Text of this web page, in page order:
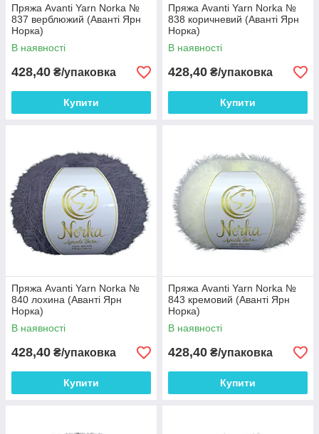
Пряжа Avanti Yarn Norka №
837 верблюжий (Аванті Ярн
Норка)
В наявності
428,40 ₴/упаковка
Купити
Пряжа Avanti Yarn Norka №
838 коричневий (Аванті Ярн
Норка)
В наявності
428,40 ₴/упаковка
Купити
Пряжа Avanti Yarn Norka №
840 лохина (Аванті Ярн
Норка)
В наявності
428,40 ₴/упаковка
Купити
Пряжа Avanti Yarn Norka №
843 кремовий (Аванті Ярн
Норка)
В наявності
428,40 ₴/упаковка
Купити